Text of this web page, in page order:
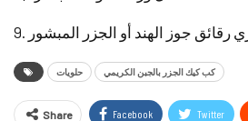
حلويات كب كيك الجزر بالجبن الكريمي
Share Facebook Twitter